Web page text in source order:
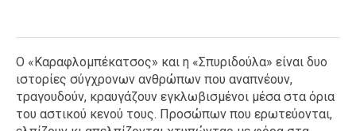
Ο «Καραφλομπέκατσος» και η «Σπυριδούλα» είναι δυο
ιστορίες σύγχρονων ανθρώπων που αναπνέουν,
τραγουδούν, κραυγάζουν εγκλωβισμένοι μέσα στα όρια
του αστικού κενού τους. Προσώπων που ερωτεύονται,